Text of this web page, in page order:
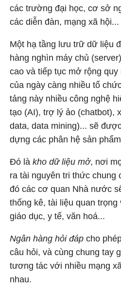
các trường đại học, cơ sở
các diễn đàn, mạng xã hội...
Một hạ tầng lưu trữ dữ liệu
hàng nghìn máy chủ
cao và tiếp tục mở rộng
của ngày càng nhiều tổ
tảng này nhiều công nghệ
tạo (AI), trợ lý ảo (chatbot),
data, data mining)... sẽ
dựng các phân hệ sản
Đó là kho dữ liệu mở, nơi
ra tài nguyên tri thức chung
đó các cơ quan Nhà nước
thống kê, tài liệu quan
giáo dục, y tế, văn hoá...
Ngân hàng hỏi đáp cho
câu hỏi, và cùng chung tay
tương tác với nhiều mạng
nhau.